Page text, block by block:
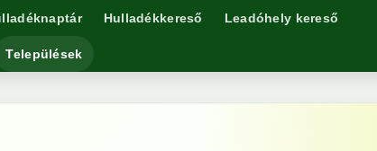
Hulladékkereső Leadóhely kereső
Települések